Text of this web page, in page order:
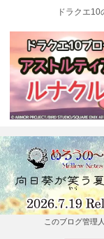
ドラクエ
このブログ管理